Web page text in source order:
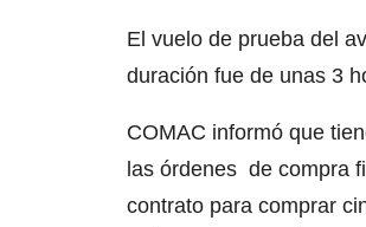
El vuelo de prueba del
duración fue de unas 3
COMAC informó que
las órdenes de compra
contrato para comprar